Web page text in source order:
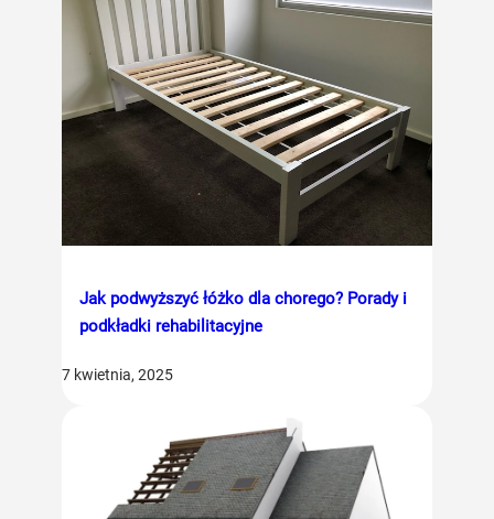
Jak podwyższyć łóżko dla chorego? Porady i
podkładki rehabilitacyjne
7 kwietnia, 2025